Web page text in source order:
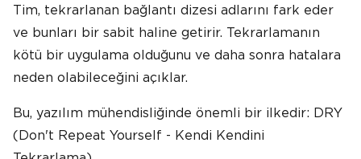
Tim, tekrarlanan bağlantı dizesi adlarını fark eder
ve bunları bir sabit haline getirir. Tekrarlamanın
kötü bir uygulama olduğunu ve daha sonra hatalara
neden olabileceğini açıklar.
Bu, yazılım mühendisliğinde önemli bir ilkedir: DRY
(Don't Repeat Yourself - Kendi Kendini